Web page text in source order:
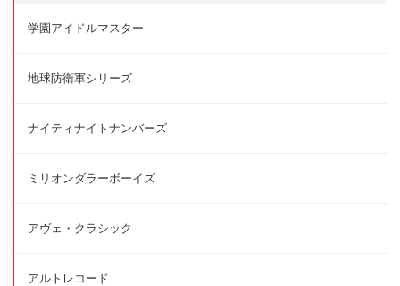
学園アイドルマスター
地球防衛軍シリーズ
ナイティナイトナンバーズ
ミリオンダラーボーイズ
アヴェ・クラシック
アルトレコード